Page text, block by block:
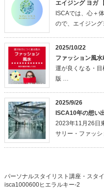
エイジング ヨガ
ISCAでは、心＋
ので、エイジン
2025/10/22
ファッション風
運が良くなる・
版 …
2025/9/26
ISCA10年の想い
2023年11月26日
サリー・ファッ
パーソナルスタイリスト講座・スタ
isca1000600ヒエラルキー-2